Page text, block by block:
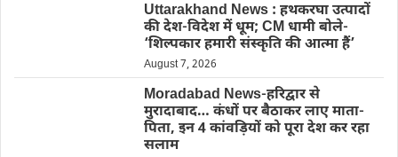
Uttarakhand News : हथकरघा उत्पादों
की देश-विदेश में धूम; CM धामी बोले-
‘शिल्पकार हमारी संस्कृति की आत्मा हैं’
August 7, 2026
Moradabad News-हरिद्वार से
मुरादाबाद… कंधों पर बैठाकर लाए माता-
पिता, इन 4 कांवड़ियों को पूरा देश कर रहा
सलाम